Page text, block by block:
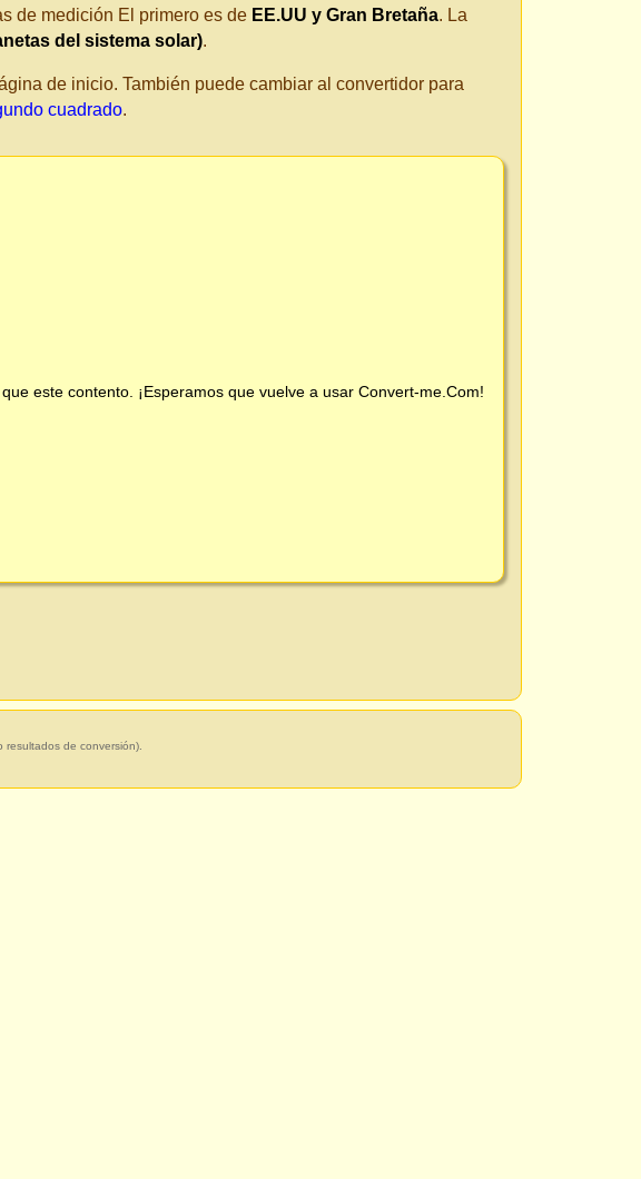
de medición El primero es de EE.UU y Gran Bretaña. La
del sistema solar).
de inicio. También puede cambiar al convertidor para
cuadrado.
este contento. ¡Esperamos que vuelve a usar Convert-me.Com!
resultados de conversión).